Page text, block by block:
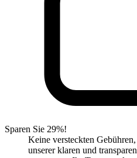
Sparen Sie 29%!
Keine versteckten
unserer klaren und